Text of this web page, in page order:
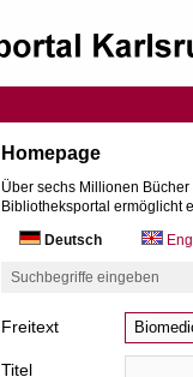
Homepage
Über sechs Millionen
Bibliotheksportal ermöglicht
Deutsch
Suchbegriffe eingeben
Freitext
Titel